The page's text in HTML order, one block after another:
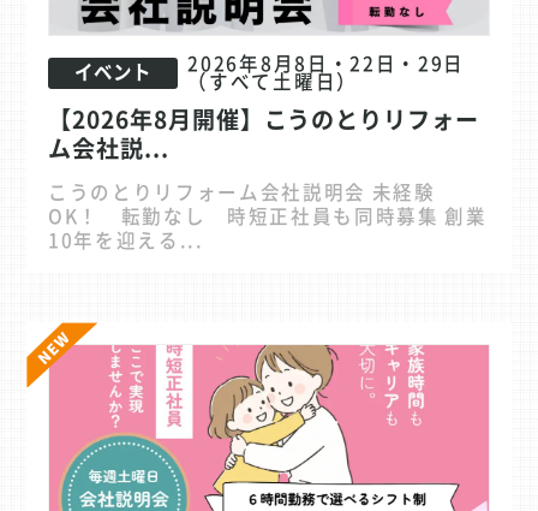
イベント 2026年8月8日・22日・29日
（すべて土曜日）
【2026年8月開催】こうのとりリフォー
ム会社説...
こうのとりリフォーム会社説明会 未経験
OK！ 転勤なし 時短正社員も同時募集 創業
10年を迎える...